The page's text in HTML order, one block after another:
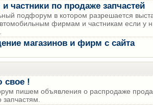
частники по продаже запчастей
подфорум в котором разрешается
фирмам и частникам если у
магазинов и фирм с сайта
свое !
пишем объявления о распродаже